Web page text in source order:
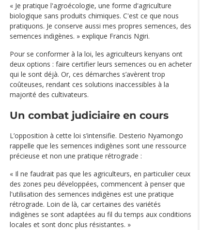
« Je pratique l'agroécologie, une forme d'agriculture
biologique sans produits chimiques. C'est ce que nous
pratiquons. Je conserve aussi mes propres semences, des
semences indigènes. » explique Francis Ngiri.
Pour se conformer à la loi, les agriculteurs kenyans ont
deux options : faire certifier leurs semences ou en acheter
qui le sont déjà. Or, ces démarches s’avèrent trop
coûteuses, rendant ces solutions inaccessibles à la
majorité des cultivateurs.
Un combat judiciaire en cours
L’opposition à cette loi s’intensifie. Desterio Nyamongo
rappelle que les semences indigènes sont une ressource
précieuse et non une pratique rétrograde :
« Il ne faudrait pas que les agriculteurs, en particulier ceux
des zones peu développées, commencent à penser que
l'utilisation des semences indigènes est une pratique
rétrograde. Loin de là, car certaines des variétés
indigènes se sont adaptées au fil du temps aux conditions
locales et sont donc plus résistantes. »